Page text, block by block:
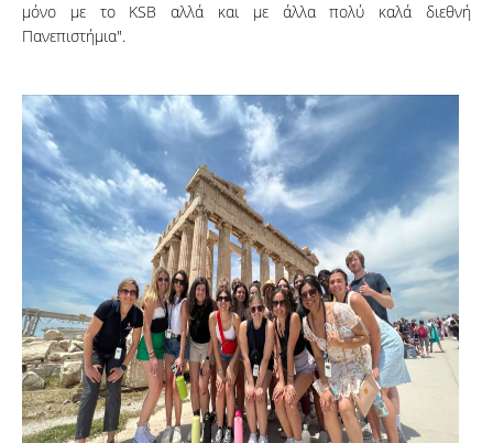
μόνο με το KSB αλλά και με άλλα πολύ καλά διεθνή
Πανεπιστήμια".